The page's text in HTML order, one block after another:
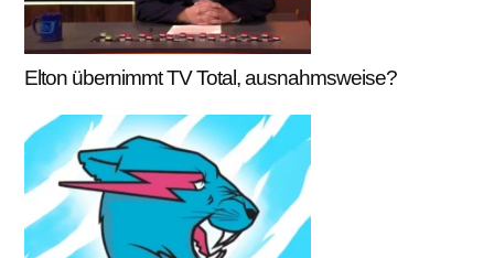
Elton übernimmt TV Total, ausnahmsweise?